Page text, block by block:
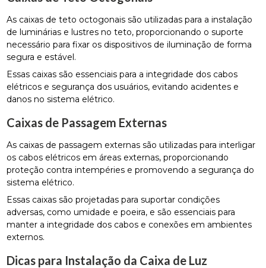
As caixas de teto octogonais são utilizadas para a instalação
de luminárias e lustres no teto, proporcionando o suporte
necessário para fixar os dispositivos de iluminação de forma
segura e estável.
Essas caixas são essenciais para a integridade dos cabos
elétricos e segurança dos usuários, evitando acidentes e
danos no sistema elétrico.
Caixas de Passagem Externas
As caixas de passagem externas são utilizadas para interligar
os cabos elétricos em áreas externas, proporcionando
proteção contra intempéries e promovendo a segurança do
sistema elétrico.
Essas caixas são projetadas para suportar condições
adversas, como umidade e poeira, e são essenciais para
manter a integridade dos cabos e conexões em ambientes
externos.
Dicas para Instalação da Caixa de Luz